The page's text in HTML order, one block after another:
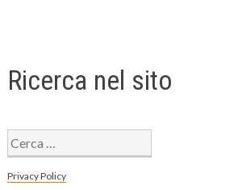
Ricerca nel sito
Ricerca
per:
Privacy Policy